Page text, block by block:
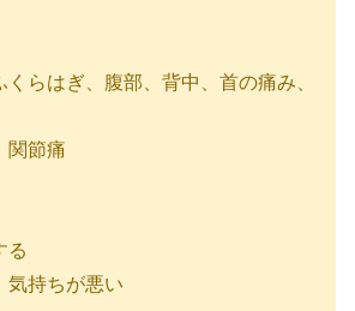
くらはぎ、腹部、背中、首の痛み、
関節痛
る
気持ちが悪い